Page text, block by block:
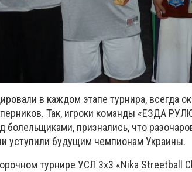
в каждом этапе турнира, всегда
Так, игроки команды «ЕЗДА
болельщиками, признались, что
уступили будущим чемпионам Украины.
турнире УСЛ 3х3 «Nika Streetball